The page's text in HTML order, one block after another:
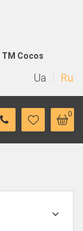
TM Cocos
Ua Ru
0